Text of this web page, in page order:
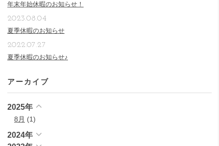
年末年始休暇のお知らせ！
夏季休暇のお知らせ
2023.08.04
夏季休暇のお知らせ♪
2022.07.27
アーカイブ
2025年
8月 (1)
2024年